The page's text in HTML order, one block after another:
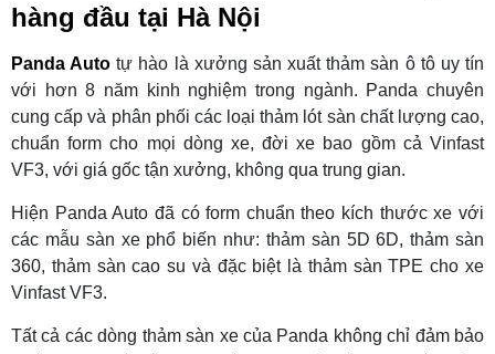
hàng đầu tại Hà Nội
Panda Auto tự hào là xưởng sản xuất thảm sàn ô tô uy tín
với hơn 8 năm kinh nghiệm trong ngành. Panda chuyên
cung cấp và phân phối các loại thảm lót sàn chất lượng cao,
chuẩn form cho mọi dòng xe, đời xe bao gồm cả Vinfast
VF3, với giá gốc tận xưởng, không qua trung gian.
Hiện Panda Auto đã có form chuẩn theo kích thước xe với
các mẫu sàn xe phổ biến như: thảm sàn 5D 6D, thảm sàn
360, thảm sàn cao su và đặc biệt là thảm sàn TPE cho xe
Vinfast VF3.
Tất cả các dòng thảm sàn xe của Panda không chỉ đảm bảo